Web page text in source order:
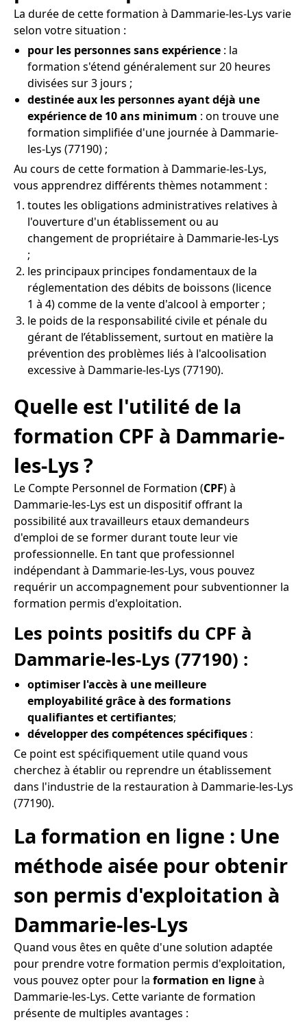
La durée de cette formation à Dammarie-les-Lys varie
selon votre situation :
pour les personnes sans expérience : la
formation s'étend généralement sur 20 heures
divisées sur 3 jours ;
destinée aux les personnes ayant déjà une
expérience de 10 ans minimum : on trouve une
formation simplifiée d'une journée à Dammarie-
les-Lys (77190) ;
Au cours de cette formation à Dammarie-les-Lys,
vous apprendrez différents thèmes notamment :
toutes les obligations administratives relatives à
l'ouverture d'un établissement ou au
changement de propriétaire à Dammarie-les-Lys
;
les principaux principes fondamentaux de la
réglementation des débits de boissons (licence
1 à 4) comme de la vente d'alcool à emporter ;
le poids de la responsabilité civile et pénale du
gérant de l’établissement, surtout en matière la
prévention des problèmes liés à l'alcoolisation
excessive à Dammarie-les-Lys (77190).
Quelle est l'utilité de la
formation CPF à Dammarie-
les-Lys ?
Le Compte Personnel de Formation (CPF) à
Dammarie-les-Lys est un dispositif offrant la
possibilité aux travailleurs etaux demandeurs
d'emploi de se former durant toute leur vie
professionnelle. En tant que professionnel
indépendant à Dammarie-les-Lys, vous pouvez
requérir un accompagnement pour subventionner la
formation permis d'exploitation.
Les points positifs du CPF à
Dammarie-les-Lys (77190) :
optimiser l'accès à une meilleure
employabilité grâce à des formations
qualifiantes et certifiantes;
développer des compétences spécifiques :
Ce point est spécifiquement utile quand vous
cherchez à établir ou reprendre un établissement
dans l'industrie de la restauration à Dammarie-les-Lys
(77190).
La formation en ligne : Une
méthode aisée pour obtenir
son permis d'exploitation à
Dammarie-les-Lys
Quand vous êtes en quête d'une solution adaptée
pour prendre votre formation permis d'exploitation,
vous pouvez opter pour la formation en ligneà
Dammarie-les-Lys. Cette variante de formation
présente de multiples avantages :